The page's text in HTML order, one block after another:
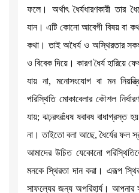
ফলে। অর্থাৎ ধৈর্যধারণকারী তার
যান। এটি কোনো আবেগী বিষয় বা
কথা। তাই অধৈর্য ও অস্থিরতার
ও বিবেক দিয়ে। কারণ ধৈর্য হারিয়ে
যায় না, মনোসংযোগ বা মন
পরিস্থিতি মোকাবেলার কৌশল
যায়; ঝঢ়রৎরঃঁধষ ষবাবষ বাধাগ্রস্ত
না। তাইতো বলা আছে, ধৈর্যের ফল
আমাদের উচিত যেকোনো
মনকে স্থিরতা দান করা। এরূপ
সাফল্যের জন্য অপরিহার্য। আপনার